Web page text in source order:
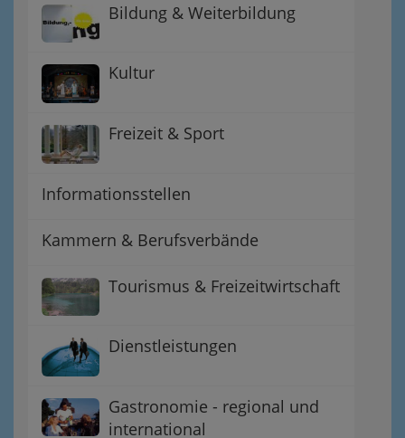
Bildung & Weiterbildung
Kultur
Freizeit & Sport
Informationsstellen
Kammern & Berufsverbände
Tourismus & Freizeitwirtschaft
Dienstleistungen
Gastronomie - regional und
international